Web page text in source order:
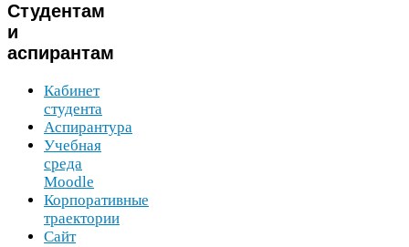
Студентам
и
аспирантам
Кабинет
студента
Аспирантура
Учебная
среда
Moodle
Корпоративные
траектории
Сайт